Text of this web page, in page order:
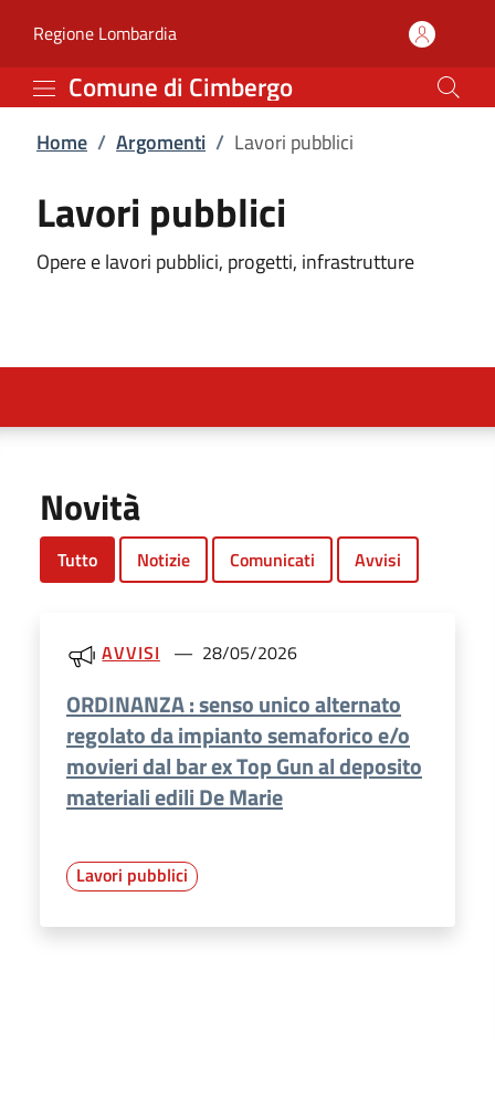
Lavori pubblici |
Regione Lombardia(apre in un'altra scheda).
Comune di Cimbergo
Home / Argomenti / Lavori pubblici
Lavori pubblici
Opere e lavori pubblici, progetti, infrastrutture
Novità
Tutto Notizie Comunicati Avvisi
AVVISI 28/05/2026
ORDINANZA : senso unico alternato
regolato da impianto semaforico e/o
movieri dal bar ex Top Gun al deposito
materiali edili De Marie
Lavori pubblici